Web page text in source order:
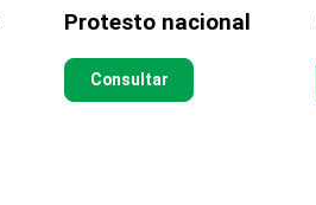
Protesto nacional
Consultar